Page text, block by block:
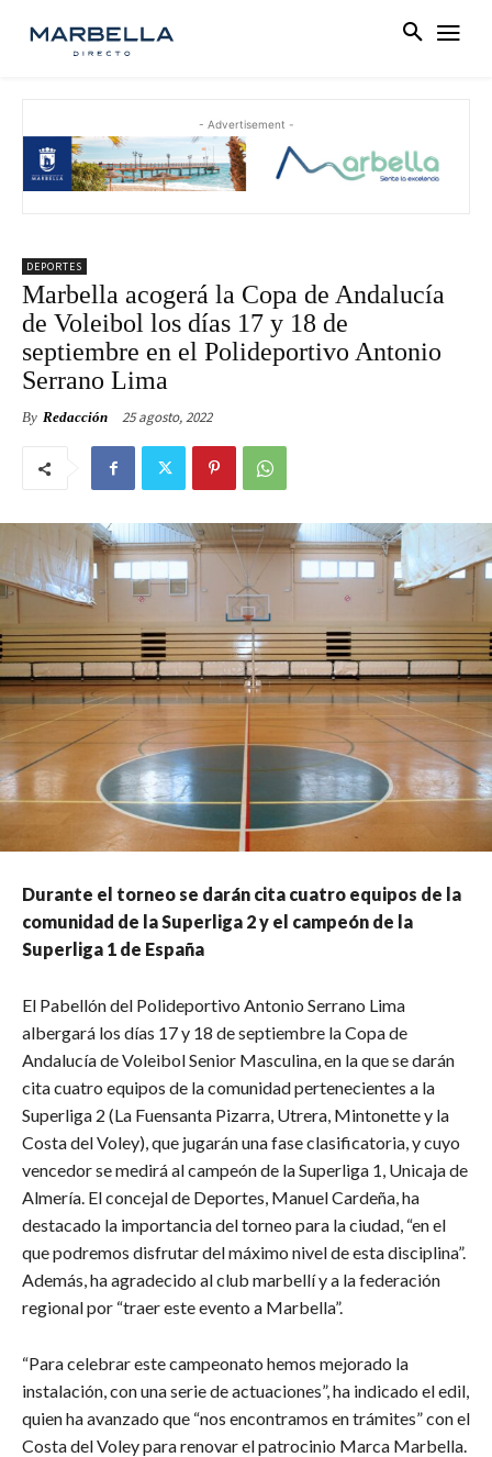
- Advertisement -
DEPORTES
Marbella acogerá la Copa de Andalucía
de Voleibol los días 17 y 18 de
septiembre en el Polideportivo Antonio
Serrano Lima
By Redacción 25 agosto, 2022
Durante el torneo se darán cita cuatro equipos de la
comunidad de la Superliga 2 y el campeón de la
Superliga 1 de España
El Pabellón del Polideportivo Antonio Serrano Lima
albergará los días 17 y 18 de septiembre la Copa de
Andalucía de Voleibol Senior Masculina, en la que se darán
cita cuatro equipos de la comunidad pertenecientes a la
Superliga 2 (La Fuensanta Pizarra, Utrera, Mintonette y la
Costa del Voley), que jugarán una fase clasificatoria, y cuyo
vencedor se medirá al campeón de la Superliga 1, Unicaja de
Almería. El concejal de Deportes, Manuel Cardeña, ha
destacado la importancia del torneo para la ciudad, “en el
que podremos disfrutar del máximo nivel de esta disciplina”.
Además, ha agradecido al club marbellí y a la federación
regional por “traer este evento a Marbella”.
“Para celebrar este campeonato hemos mejorado la
instalación, con una serie de actuaciones”, ha indicado el edil,
quien ha avanzado que “nos encontramos en trámites” con el
Costa del Voley para renovar el patrocinio Marca Marbella.